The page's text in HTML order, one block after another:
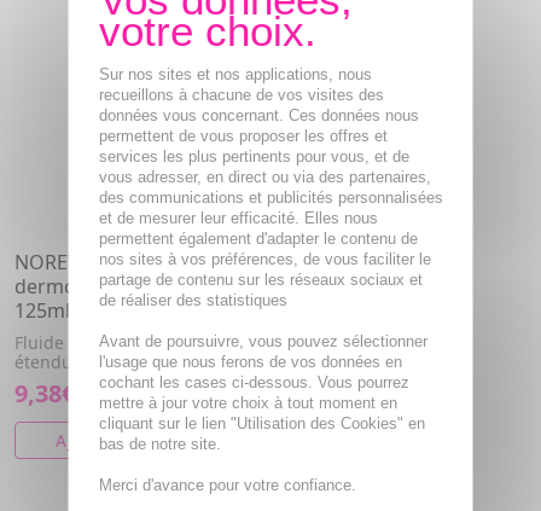
NOREVA Sedax soin
dermo-apaisant flacon
125ml
Fluide dermoapaisant, zones
étendues.
9,38€
AJOUTER AU PANIER
Sur nos sites et nos applications, nous
recueillons à chacune de vos visites des
données vous concernant. Ces données nous
permettent de vous proposer les offres et
services les plus pertinents pour vous, et de
vous adresser, en direct ou via des partenaires,
des communications et publicités personnalisées
et de mesurer leur efficacité. Elles nous
permettent également d'adapter le contenu de
nos sites à vos préférences, de vous faciliter le
partage de contenu sur les réseaux sociaux et
de réaliser des statistiques
Avant de poursuivre, vous pouvez sélectionner
l'usage que nous ferons de vos données en
cochant les cases ci-dessous. Vous pourrez
mettre à jour votre choix à tout moment en
cliquant sur le lien "Utilisation des Cookies" en
bas de notre site.
Merci d'avance pour votre confiance.